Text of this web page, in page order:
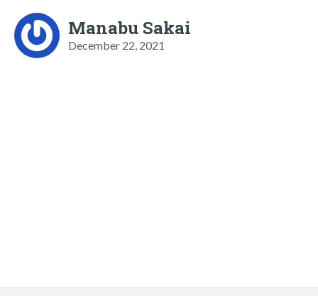
Manabu Sakai
December 22, 2021